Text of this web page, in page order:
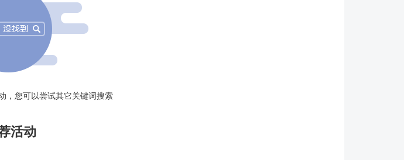
，您可以尝试其它关键词搜索
活动